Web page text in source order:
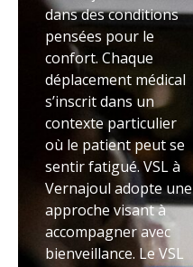
dans des conditions
pensées pour le
confort. Chaque
déplacement médical
s’inscrit dans un
contexte particulier
où le patient peut se
sentir fatigué. VSL à
Vernajoul adopte une
approche visant à
accompagner avec
bienveillance. Le VSL